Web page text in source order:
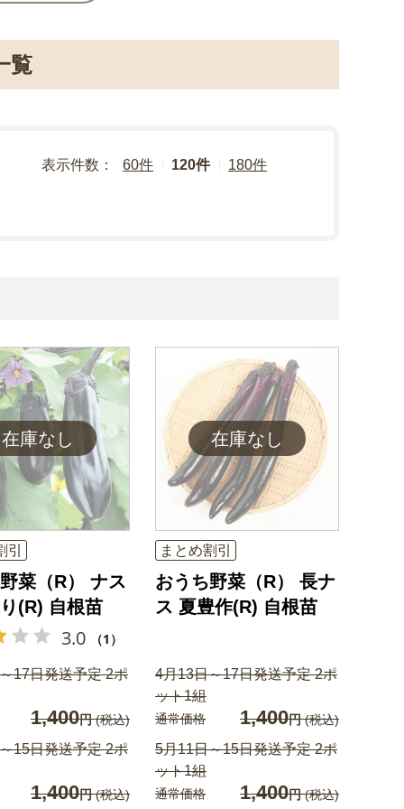
覧
表示件数： 60件 120件 180件
菜（R） ナス
(R) 自根苗
3.0 （1）
17日発送予定 2ポ
1,400円(税込)
15日発送予定 2ポ
1,400円(税込)
まとめ割引
おうち野菜（R） 長ナ
ス 夏豊作(R) 自根苗
4月13日～17日発送予定 2ポ
ット1組
通常価格 1,400円(税込)
5月11日～15日発送予定 2ポ
ット1組
通常価格 1,400円(税込)